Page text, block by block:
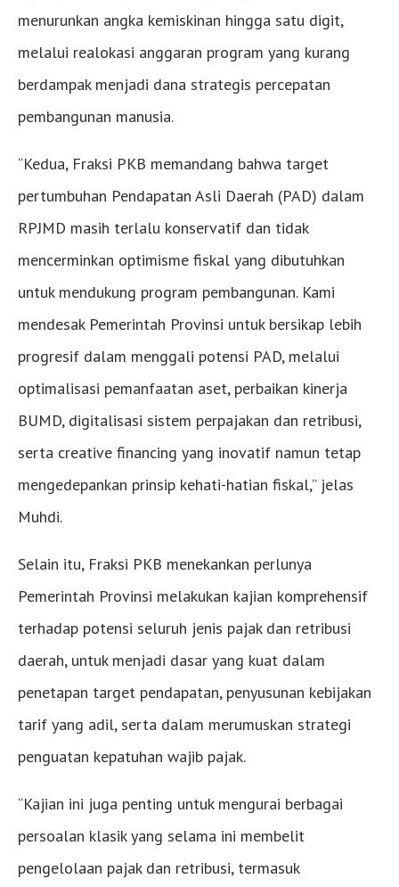
menurunkan angka kemiskinan hingga satu digit,
melalui realokasi anggaran program yang kurang
berdampak menjadi dana strategis percepatan
pembangunan manusia.
“Kedua, Fraksi PKB memandang bahwa target
pertumbuhan Pendapatan Asli Daerah (PAD) dalam
RPJMD masih terlalu konservatif dan tidak
mencerminkan optimisme fiskal yang dibutuhkan
untuk mendukung program pembangunan. Kami
mendesak Pemerintah Provinsi untuk bersikap lebih
progresif dalam menggali potensi PAD, melalui
optimalisasi pemanfaatan aset, perbaikan kinerja
BUMD, digitalisasi sistem perpajakan dan retribusi,
serta creative financing yang inovatif namun tetap
mengedepankan prinsip kehati-hatian fiskal,” jelas
Muhdi.
Selain itu, Fraksi PKB menekankan perlunya
Pemerintah Provinsi melakukan kajian komprehensif
terhadap potensi seluruh jenis pajak dan retribusi
daerah, untuk menjadi dasar yang kuat dalam
penetapan target pendapatan, penyusunan kebijakan
tarif yang adil, serta dalam merumuskan strategi
penguatan kepatuhan wajib pajak.
“Kajian ini juga penting untuk mengurai berbagai
persoalan klasik yang selama ini membelit
pengelolaan pajak dan retribusi, termasuk